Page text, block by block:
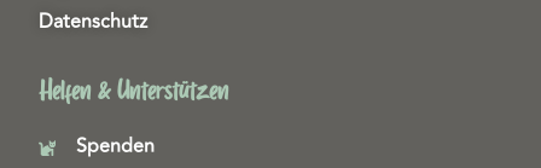
Datenschutz
Helfen & Unterstützen
Spenden